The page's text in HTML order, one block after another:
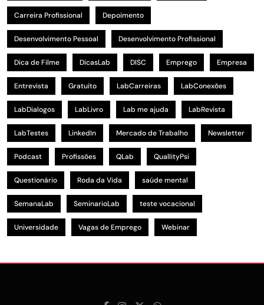
Carreira Profissional Depoimento
Desenvolvimento Pessoal Desenvolvimento Profissional
Dica de Filme DicasLab DISC Emprego Empresa
Entrevista Gratuito LabCarreiras LabConexões
LabDialogos LabLivro Lab me ajuda LabRevista
LabTestes LinkedIn Mercado de Trabalho Newsletter
Podcast Profissões QLab QuallityPsi
Questionário Roda da Vida saúde mental
SemanaLab SeminarioLab teste vocacional
Universidade Vagas de Emprego Webinar